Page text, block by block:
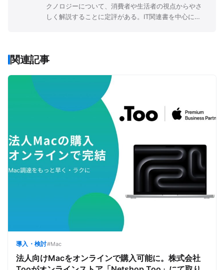
クノロジーについて、消費者や生活者の視点からやさ
しく解説することに定評がある。IT関連書を中心に
関連記事
導入・検討#Mac
法人向けMacをオンラインで購入可能に。株式会社